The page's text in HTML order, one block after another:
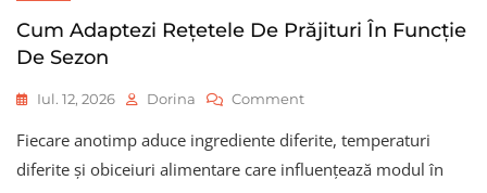
Cum Adaptezi Rețetele De Prăjituri În Funcție
De Sezon
Iul. 12, 2026 Dorina CommentOn
Adaptezi
Rețetele
Fiecare anotimp aduce ingrediente diferite, temperaturi
diferite și obiceiuri alimentare care influențează modul în